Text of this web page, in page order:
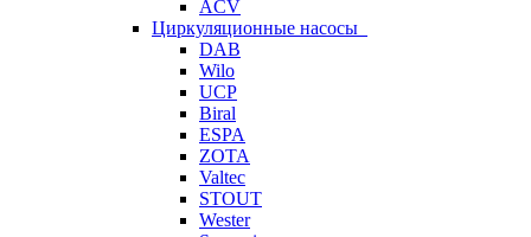
ACV
Циркуляционные насосы
DAB
Wilo
UCP
Biral
ESPA
ZOTA
Valtec
STOUT
Wester